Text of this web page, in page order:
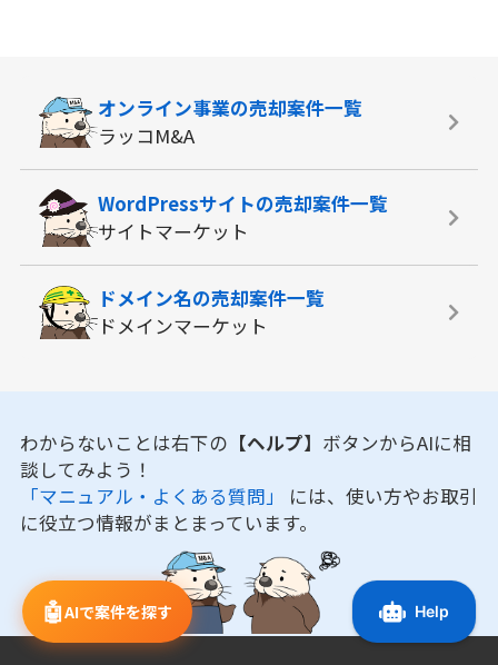
🤖AIで案件を探す
オンライン事業の売却案件一覧
ラッコM&A
WordPressサイトの売却案件一覧
サイトマーケット
ドメイン名の売却案件一覧
ドメインマーケット
わからないことは右下の 【ヘルプ】 ボタンからAIに相
談してみよう！
「マニュアル・よくある質問」 には、使い方やお取引
に役立つ情報がまとまっています。